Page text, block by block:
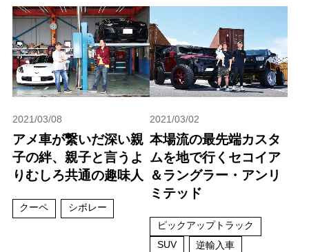
2021/03/08
アメ車が繋いだ深い親
子の絆、親子と言うよ
りむしろ共通の趣味人
クーペ シボレー
2021/03/02
本場流の最先端カスタ
ムを地で行くセコイア
＆ラングラー・アンリ
ミテッド
ピックアップトラック
SUV
逆輸入車